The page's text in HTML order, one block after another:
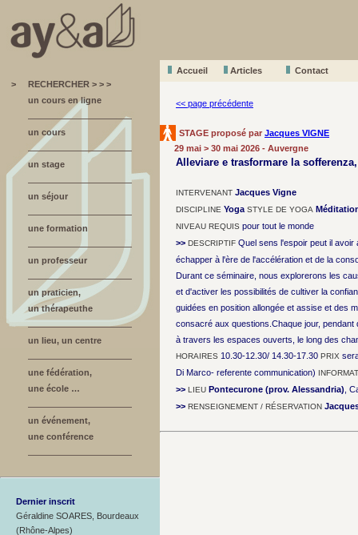
Accueil Articles
Contact
>
RECHERCHER > > >
un cours en ligne
un cours
un stage
un séjour
une formation
un professeur
un praticien,
un thérapeuthe
un lieu, un centre
une fédération,
une école …
un événement,
une conférence
Dernier inscrit
Géraldine SOARES, Bourdeaux
(Rhône-Alpes)
<< page précédente
STAGE proposé par Jacques VIGNE
29 mai > 30 mai 2026 - Auvergne
Alleviare e trasformare la
INTERVENANT Jacques Vigne
DISCIPLINE Yoga STYLE DE YOGA
NIVEAU REQUIS pour tout le monde
>> DESCRIPTIF Quel sens l'espoir peut il avoir
échapper à l'ère de l'accélération et de la
Durant ce séminaire, nous explorerons les
et d'activer les possibilités de cultiver la
guidées en position allongée et assise et des
consacré aux questions.Chaque jour,
à travers les espaces ouverts, le long des
HORAIRES 10.30-12.30/ 14.30-17.30 PRIX
Di Marco- referente communication)
>> LIEU Pontecurone (prov. Alessandria) ,
>> RENSEIGNEMENT / RÉSERVATION